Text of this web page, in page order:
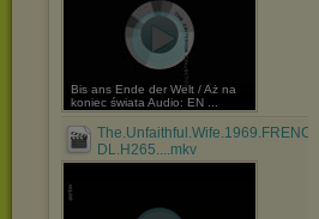
Bis ans Ende der Welt / Aż na
koniec świata Audio: EN ...
DL.H265....mkv